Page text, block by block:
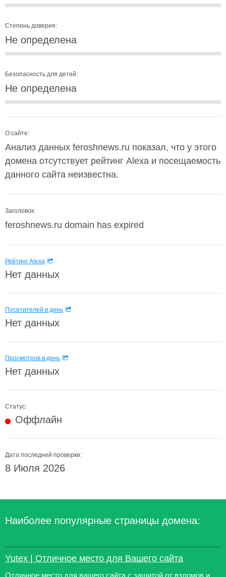
Степень доверия:
Не определена
Безопасность для детей:
Не определена
О сайте:
Анализ данных feroshnews.ru показал, что у этого
домена отсутствует рейтинг Alexa и посещаемость
данного сайта неизвестна.
Заголовок:
feroshnews.ru domain has expired
Рейтинг Alexa
Нет данных
Посетителей в день
Нет данных
Просмотров в день
Нет данных
Статус:
Оффлайн
Дата последней проверки:
8 Июля 2026
Наиболее популярные страницы домена:
Yutex | Отличное место для Вашего сайта
Отличное место для вашего сайта с защитой от взломов и